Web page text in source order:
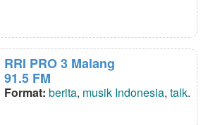
RRI PRO 3 Malang
91.5 FM
Format: berita, musik Indonesia, talk.